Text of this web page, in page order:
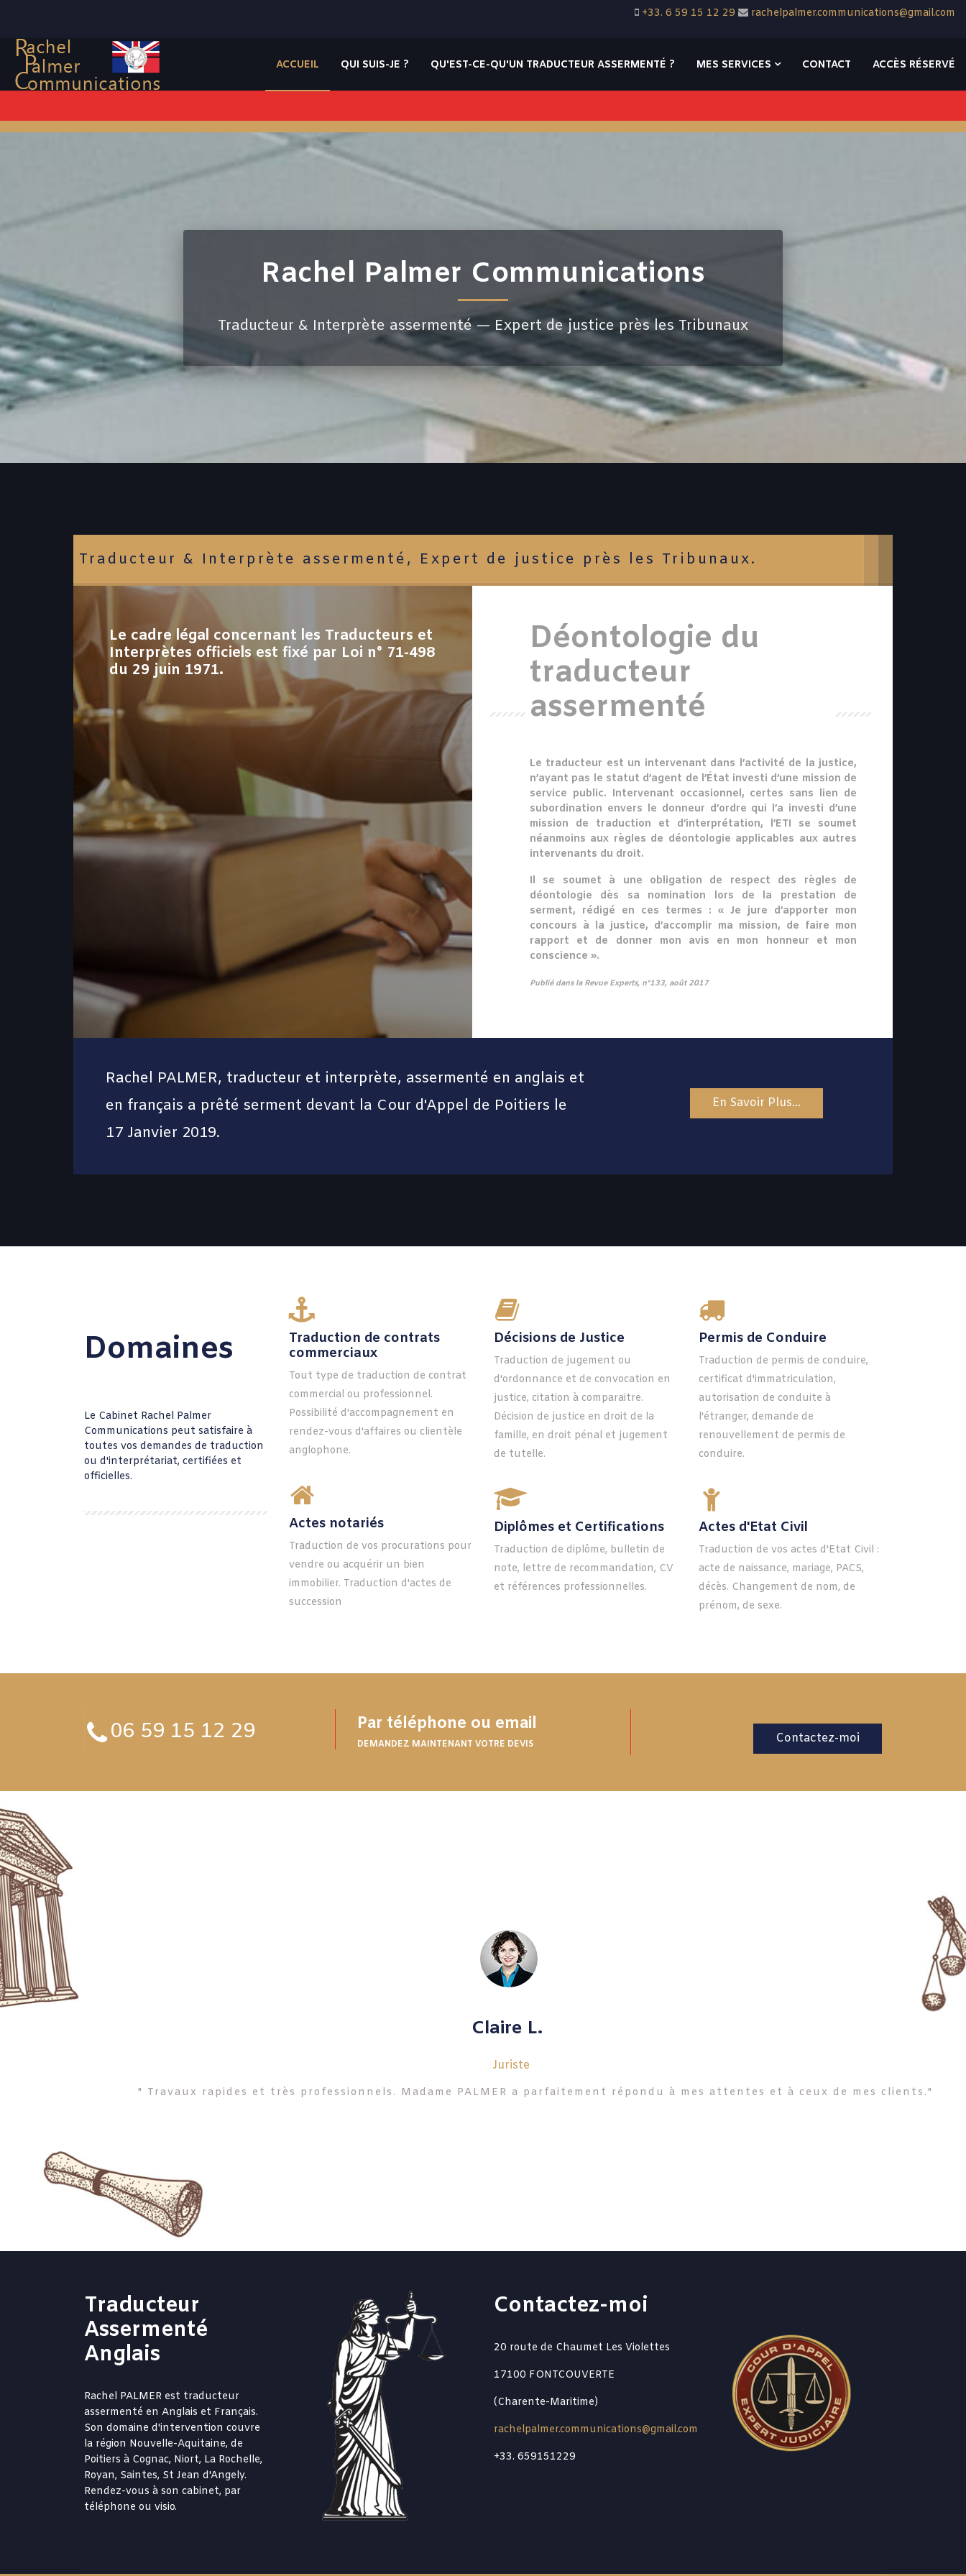
+33. 6 59 15 12 29 rachelpalmer.communications@gmail.com
ACCUEIL QUI SUIS-JE ? QU'EST-CE-QU'UN TRADUCTEUR ASSERMENTÉ ? MES SERVICES CONTACT ACCÈS RÉSERVÉ
Rachel Palmer Communications
Traducteur & Interprète assermenté — Expert de justice près les Tribunaux
Traducteur & Interprète assermenté, Expert de justice près les Tribunaux.
Le cadre légal concernant les Traducteurs et
Interprètes officiels est fixé par Loi n° 71-498
du 29 juin 1971.
Déontologie du
traducteur
assermenté
Le traducteur est un intervenant dans l’activité de la justice,
n’ayant pas le statut d’agent de l’État investi d’une mission de
service public. Intervenant occasionnel, certes sans lien de
subordination envers le donneur d’ordre qui l’a investi d’une
mission de traduction et d’interprétation, l’ETI se soumet
néanmoins aux règles de déontologie applicables aux autres
intervenants du droit.
Il se soumet à une obligation de respect des règles de
déontologie dès sa nomination lors de la prestation de
serment, rédigé en ces termes : « Je jure d’apporter mon
concours à la justice, d’accomplir ma mission, de faire mon
rapport et de donner mon avis en mon honneur et mon
conscience ».
Publié dans la Revue Experts, n°133, août 2017
Rachel PALMER, traducteur et interprète, assermenté en anglais et
en français a prêté serment devant la Cour d'Appel de Poitiers le
17 Janvier 2019.
En Savoir Plus...
Domaines
Le Cabinet Rachel Palmer
Communications peut satisfaire à
toutes vos demandes de traduction
ou d'interprétariat, certifiées et
officielles.
Traduction de contrats
commerciaux
Tout type de traduction de contrat
commercial ou professionnel.
Possibilité d'accompagnement en
rendez-vous d'affaires ou clientèle
anglophone.
Actes notariés
Traduction de vos procurations pour
vendre ou acquérir un bien
immobilier. Traduction d'actes de
succession
Décisions de Justice
Traduction de jugement ou
d'ordonnance et de convocation en
justice, citation à comparaitre.
Décision de justice en droit de la
famille, en droit pénal et jugement
de tutelle.
Diplômes et Certifications
Traduction de diplôme, bulletin de
note, lettre de recommandation, CV
et références professionnelles.
Permis de Conduire
Traduction de permis de conduire,
certificat d'immatriculation,
autorisation de conduite à
l'étranger, demande de
renouvellement de permis de
conduire.
Actes d'Etat Civil
Traduction de vos actes d'Etat Civil :
acte de naissance, mariage, PACS,
décès. Changement de nom, de
prénom, de sexe.
06 59 15 12 29 Par téléphone ou email
DEMANDEZ MAINTENANT VOTRE DEVIS Contactez-moi
Claire L.
" Travaux rapides et très professionnels. Madame PALMER a parfaitement répondu à mes attentes et à ceux de mes clients."
Juriste
Traducteur
Assermenté
Anglais
Rachel PALMER est traducteur
assermenté en Anglais et Français.
Son domaine d'intervention couvre
la région Nouvelle-Aquitaine, de
Poitiers à Cognac, Niort, La Rochelle,
Royan, Saintes, St Jean d'Angely.
Rendez-vous à son cabinet, par
téléphone ou visio.
Contactez-moi
20 route de Chaumet Les Violettes
17100 FONTCOUVERTE
(Charente-Maritime)
rachelpalmer.communications@gmail.com
+33. 659151229